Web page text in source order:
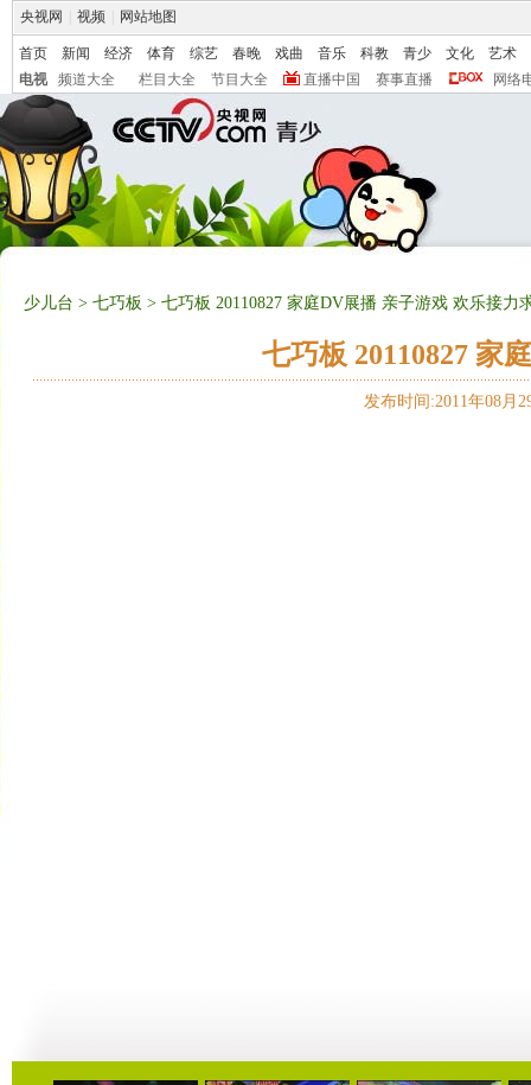
央视网 视频 网站地图
首页 新闻 经济 体育 综艺 春晚 戏曲 音乐 科教 青少 文化
艺术
电视
频道大全 栏目大全 节目大全 直播中国 赛事直播 网络
少儿台 > 七巧板 > 七巧板 20110827 家庭DV展播 亲子游戏 欢乐接力
七巧板 20110827 家
发布时间:2011年08月
04:26 01:15 02:56